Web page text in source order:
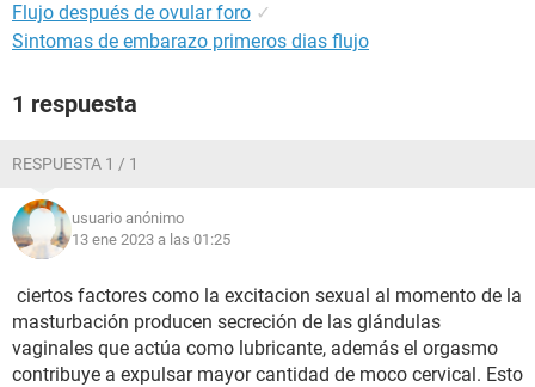
Flujo después de ovular foro ✓
Sintomas de embarazo primeros dias flujo
1 respuesta
RESPUESTA 1 / 1
usuario anónimo
13 ene 2023 a las 01:25
ciertos factores como la excitacion sexual al momento de la
masturbación producen secreción de las glándulas
vaginales que actúa como lubricante, además el orgasmo
contribuye a expulsar mayor cantidad de moco cervical. Esto